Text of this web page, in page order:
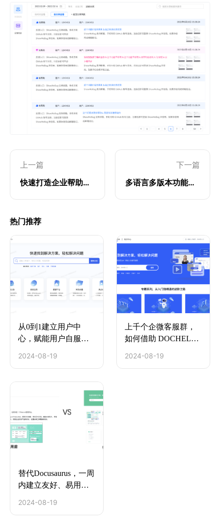
上一篇
快速打造企业帮助中心
下一篇
多语言多版本功能介绍
热门推荐
从0到1建立用户中
心，赋能用户自服务
2024-08-19
上千个企微客服群，
如何借助 DOCHELP
2024-08-19
替代Docusaurus，一周
内建立友好、易用的
2024-08-19